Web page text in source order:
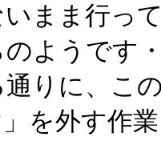
いまま行っ
のようです
りに、こ
」を外す作